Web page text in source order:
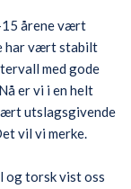
15 årene vært
har vært stabilt
med gode
er vi i en helt
utslagsgivende
vil vi merke.
og torsk vist oss